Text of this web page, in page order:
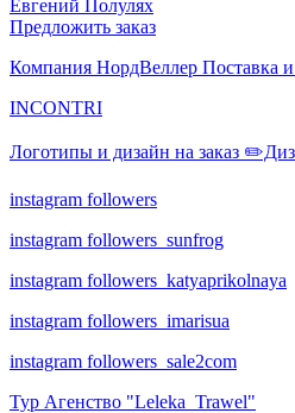
Евгений Полулях
Предложить заказ
Компания НордВеллер Поставка
INCONTRI
Логотипы и дизайн на заказ
instagram followers
instagram followers_sunfrog
instagram followers_katyaprikolnaya
instagram followers_imarisua
instagram followers_sale2com
Тур Агенство "Leleka_Trawel"